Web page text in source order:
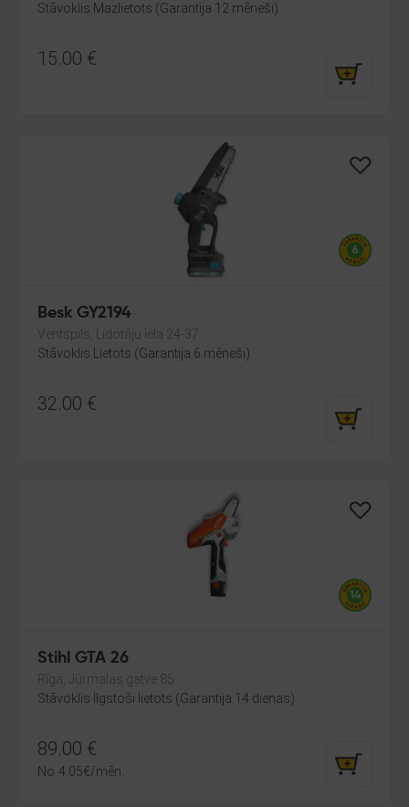
Stāvoklis Mazlietots (Garantija 12 mēneši)
15.00 €
Besk GY2194
Ventspils, Lidotāju iela 24-37
Stāvoklis Lietots (Garantija 6 mēneši)
32.00 €
Stihl GTA 26
Rīga, Jūrmalas gatve 85
Stāvoklis Ilgstoši lietots (Garantija 14 dienas)
89.00 €
No 4.05€/mēn.